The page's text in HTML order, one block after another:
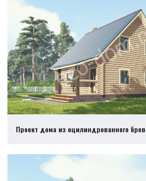
Проект дома из оцилиндрованного